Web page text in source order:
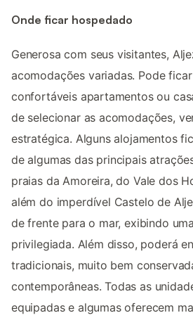
Onde ficar hospedado
Generosa com seus visitantes,
acomodações variadas. Pode
confortáveis apartamentos ou
de selecionar as acomodações,
estratégica. Alguns alojamentos
de algumas das principais
praias da Amoreira, do Vale dos
além do imperdível Castelo de
de frente para o mar, exibindo
privilegiada. Além disso, poderá
tradicionais, muito bem
contemporâneas. Todas as
equipadas e algumas oferecem